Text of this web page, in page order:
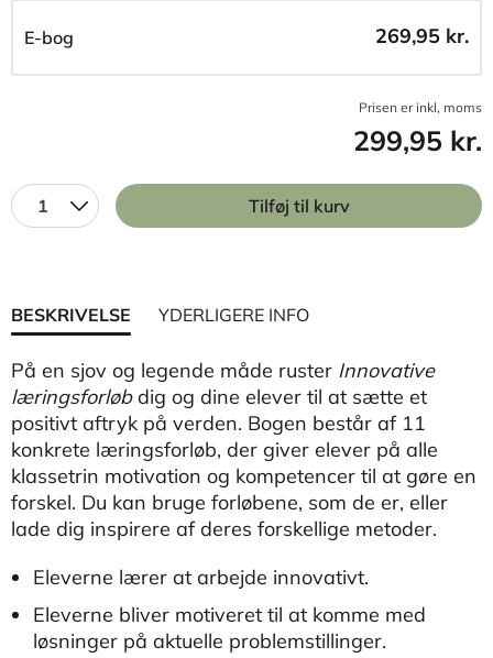
E-bog 269,95 kr.
Prisen er inkl, moms
299,95 kr.
1 Tilføj til kurv
BESKRIVELSE YDERLIGERE INFO
På en sjov og legende måde ruster Innovative
læringsforløbdig og dine elever til at sætte et
positivt aftryk på verden. Bogen består af 11
konkrete læringsforløb, der giver elever på alle
klassetrin motivation og kompetencer til at gøre en
forskel. Du kan bruge forløbene, som de er, eller
lade dig inspirere af deres forskellige metoder.
Eleverne lærer at arbejde innovativt.
Eleverne bliver motiveret til at komme med
løsninger på aktuelle problemstillinger.